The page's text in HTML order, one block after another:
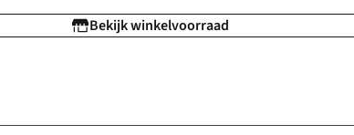
Bekijk winkelvoorraad